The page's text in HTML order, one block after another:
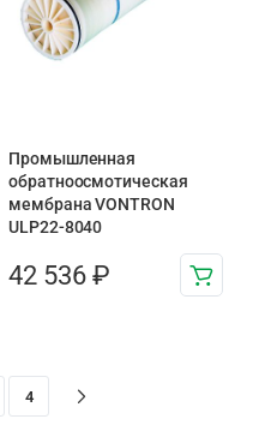
Промышленная
обратноосмотическая
мембрана VONTRON
ULP22-8040
42 536 ₽
4